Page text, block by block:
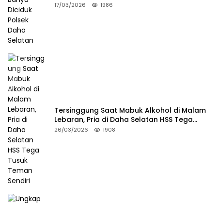
17/03/2026 1986
Tersinggung Saat Mabuk Alkohol di Malam
Lebaran, Pria di Daha Selatan HSS Tega
Tusuk Teman Sendiri
26/03/2026 1908